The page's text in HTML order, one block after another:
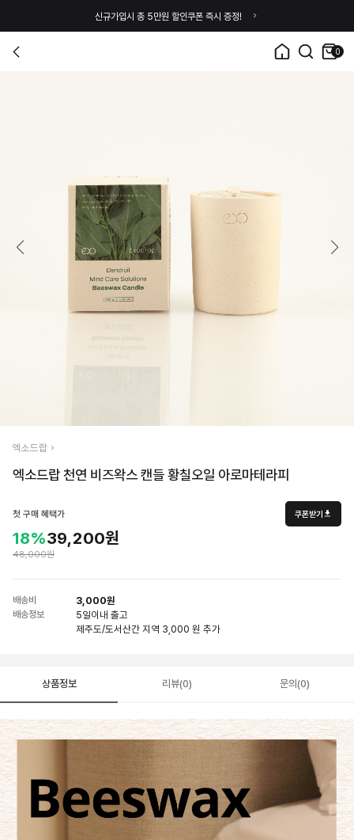
신규가입시 총 5만원 할인쿠폰 즉시 증정!
0
엑소드랍
엑소드랍 천연 비즈왁스 캔들 황칠오일 아로마테라피
첫 구매 혜택가 쿠폰받기
18%39,200원
48,000원
배송비 3,000원
배송정보 5일이내 출고
제주도/도서산간 지역 3,000 원 추가
상품정보 리뷰(0) 문의(0)